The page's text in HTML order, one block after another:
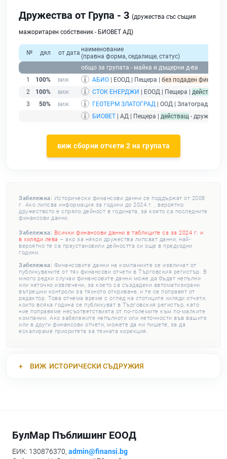
Дружества от Група - 3 (дружества със същия
мажоритарен собственик - БИОВЕТ АД)
№ дял от дата наименование
(правна форма, седалище, статус)
общо за групата - майка и дъщерни д-ва
1
100% АБИО | ЕООД | Пещера | без подаден
2
100% СТОК ЕНЕРДЖИ | ЕООД | Пещера | действащ
3
50% ГЕОТЕРМ ЗЛАТОГРАД | ООД | Златоград |
БИОВЕТ | АД | Пещера | действащ - дружество
виж сборни отчети 2 на групата
Забележка: Исторически финансови данни се поддържат от 2008
г. Ако липсва информация за години до 2024 г. , вероятно
дружеството е спряло дейност в годината, за която са последните
финансови данни.
Забележка: Всички финансови данни в таблиците са за 2024 г. и
в хиляди лева – ако за някои дружества липсват данни, най-
вероятно те са преустановили дейността си още в предходни
години.
Забележка: Финансовите данни на компаниите се извличат от
публикуваните от тях финансови отчети в Търговския регистър. В
много редки случаи финансовите данни може да бъдат непълни
или неточно извлечени, за което са създадени автоматизирани
вътрешни контроли за тяхното откриване, и те се поправят от
редактор. Това отнема време с оглед на стотиците хиляди отчети,
които всяка година се публикуват в Търговския регистър, като
ние поправяме несъответствията от по-големите към по-малките
компании. Ако забележите непълноти или неточности във вашите
или в други финансови отчети, можете да ни пишете, за да
ескалираме приоритета за тяхната корекция.
ВИЖ ИСТОРИЧЕСКИ СЪДРУЖИЯ
БулМар Пъблишинг ЕООД
ЕИК: 130876370, admin@finansi.bg